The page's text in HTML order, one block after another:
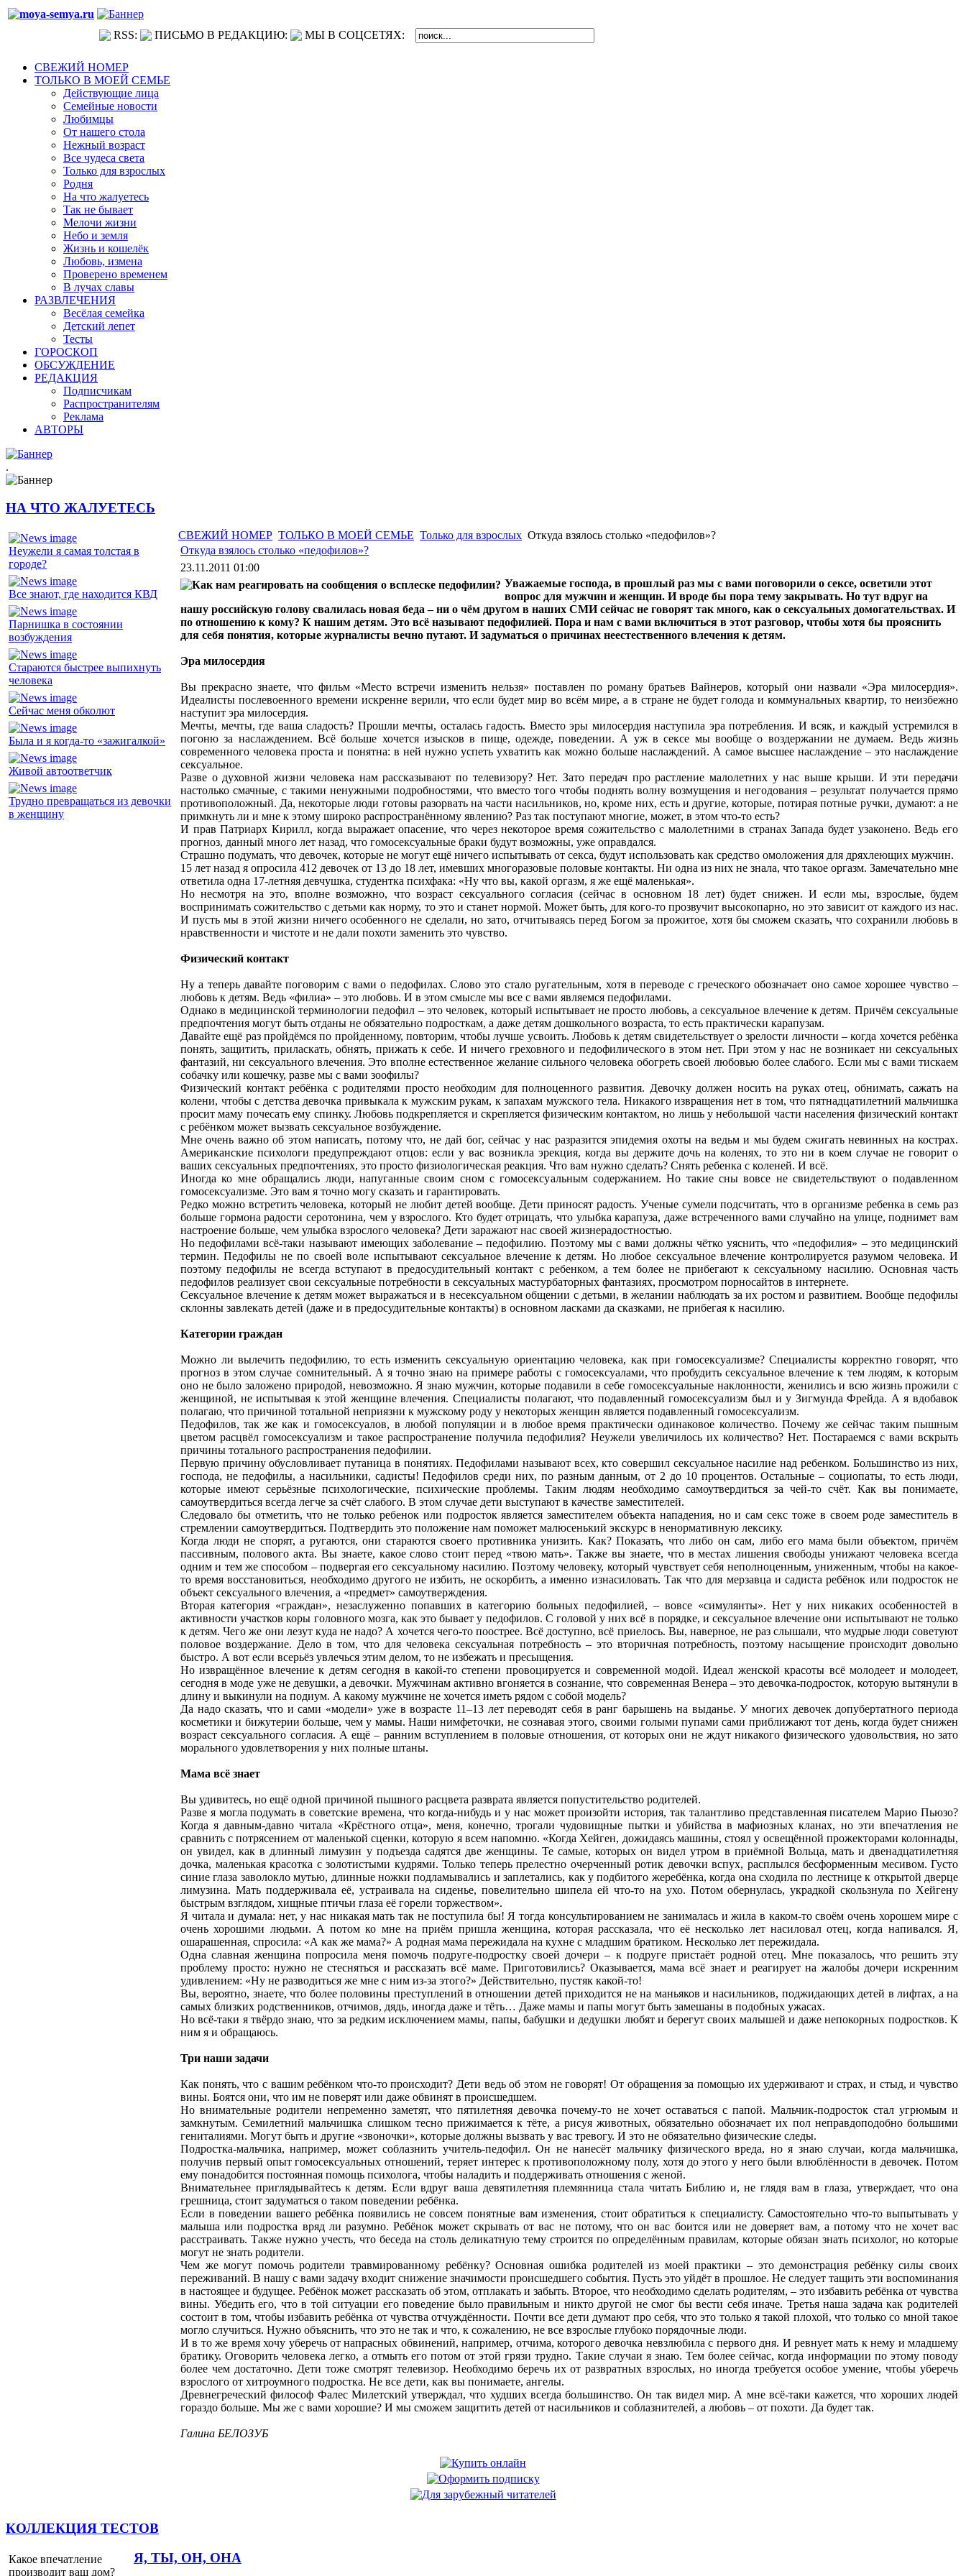
RSS: ПИСЬМО В РЕДАКЦИЮ: МЫ В СОЦСЕТЯХ:
СВЕЖИЙ НОМЕР
ТОЛЬКО В МОЕЙ СЕМЬЕ
Действующие лица
Семейные новости
Любимцы
От нашего стола
Нежный возраст
Все чудеса света
Только для взрослых
Родня
На что жалуетесь
Так не бывает
Мелочи жизни
Небо и земля
Жизнь и кошелёк
Любовь, измена
Проверено временем
В лучах славы
РАЗВЛЕЧЕНИЯ
Весёлая семейка
Детский лепет
Тесты
ГОРОСКОП
ОБСУЖДЕНИЕ
РЕДАКЦИЯ
Подписчикам
Распространителям
Реклама
АВТОРЫ
.
НА ЧТО ЖАЛУЕТЕСЬ
Неужели я самая толстая в
городе?
Все знают, где находится КВД
Парнишка в состоянии
возбуждения
Стараются быстрее выпихнуть
человека
Сейчас меня обколют
Была и я когда-то «зажигалкой»
Живой автоответчик
Трудно превращаться из девочки
в женщину
СВЕЖИЙ НОМЕР ТОЛЬКО В МОЕЙ СЕМЬЕ Только для взрослых Откуда взялось столько «педофилов»?
Откуда взялось столько «педофилов»?
23.11.2011 01:00
Уважаемые господа, в прошлый раз мы с вами поговорили о сексе, осветили этот
вопрос для мужчин и женщин. И вроде бы пора тему закрывать. Но тут вдруг на
нашу российскую голову свалилась новая беда – ни о чём другом в наших СМИ сейчас не говорят так много, как о сексуальных домогательствах. И
по отношению к кому? К нашим детям. Это всё называют педофилией. Пора и нам с вами включиться в этот разговор, чтобы хотя бы прояснить
для себя понятия, которые журналисты вечно путают. И задуматься о причинах неестественного влечения к детям.
Эра милосердия
Вы прекрасно знаете, что фильм «Место встречи изменить нельзя» поставлен по роману братьев Вайнеров, который они назвали «Эра милосердия».
Идеалисты послевоенного времени искренне верили, что если будет мир во всём мире, а в стране не будет голода и коммунальных квартир, то неизбежно
наступит эра милосердия.
Мечты, мечты, где ваша сладость? Прошли мечты, осталась гадость. Вместо эры милосердия наступила эра потребления. И всяк, и каждый устремился в
погоню за наслаждением. Всё больше хочется изысков в пище, одежде, поведении. А уж в сексе мы вообще о воздержании не думаем. Ведь жизнь
современного человека проста и понятна: в ней нужно успеть ухватить как можно больше наслаждений. А самое высшее наслаждение – это наслаждение
сексуальное.
Разве о духовной жизни человека нам рассказывают по телевизору? Нет. Зато передач про растление малолетних у нас выше крыши. И эти передачи
настолько смачные, с такими ненужными подробностями, что вместо того чтобы поднять волну возмущения и негодования – результат получается прямо
противоположный. Да, некоторые люди готовы разорвать на части насильников, но, кроме них, есть и другие, которые, потирая потные ручки, думают: а не
примкнуть ли и мне к этому широко распространённому явлению? Раз так поступают многие, может, в этом что-то есть?
И прав Патриарх Кирилл, когда выражает опасение, что через некоторое время сожительство с малолетними в странах Запада будет узаконено. Ведь его
прогноз, данный много лет назад, что гомосексуальные браки будут возможны, уже оправдался.
Страшно подумать, что девочек, которые не могут ещё ничего испытывать от секса, будут использовать как средство омоложения для дряхлеющих мужчин.
15 лет назад я опросила 412 девочек от 13 до 18 лет, имевших многоразовые половые контакты. Ни одна из них не знала, что такое оргазм. Замечательно мне
ответила одна 17-летняя девчушка, студентка психфака: «Ну что вы, какой оргазм, я же ещё маленькая».
Но несмотря на это, вполне возможно, что возраст сексуального согласия (сейчас в основном 18 лет) будет снижен. И если мы, взрослые, будем
воспринимать сожительство с детьми как норму, то это и станет нормой. Может быть, для кого-то прозвучит высокопарно, но это зависит от каждого из нас.
И пусть мы в этой жизни ничего особенного не сделали, но зато, отчитываясь перед Богом за прожитое, хотя бы сможем сказать, что сохранили любовь в
нравственности и чистоте и не дали похоти заменить это чувство.
Физический контакт
Ну а теперь давайте поговорим с вами о педофилах. Слово это стало ругательным, хотя в переводе с греческого обозначает оно самое хорошее чувство –
любовь к детям. Ведь «филиа» – это любовь. И в этом смысле мы все с вами являемся педофилами.
Однако в медицинской терминологии педофил – это человек, который испытывает не просто любовь, а сексуальное влечение к детям. Причём сексуальные
предпочтения могут быть отданы не обязательно подросткам, а даже детям дошкольного возраста, то есть практически карапузам.
Давайте ещё раз пройдёмся по пройденному, повторим, чтобы лучше усвоить. Любовь к детям свидетельствует о зрелости личности – когда хочется ребёнка
понять, защитить, приласкать, обнять, прижать к себе. И ничего греховного и педофилического в этом нет. При этом у нас не возникает ни сексуальных
фантазий, ни сексуального влечения. Это вполне естественное желание сильного человека обогреть своей любовью более слабого. Если мы с вами тискаем
собачку или кошечку, разве мы с вами зоофилы?
Физический контакт ребёнка с родителями просто необходим для полноценного развития. Девочку должен носить на руках отец, обнимать, сажать на
колени, чтобы с детства девочка привыкала к мужским рукам, к запахам мужского тела. Никакого извращения нет в том, что пятнадцатилетний мальчишка
просит маму почесать ему спинку. Любовь подкрепляется и скрепляется физическим контактом, но лишь у небольшой части населения физический контакт
с ребёнком может вызвать сексуальное возбуждение.
Мне очень важно об этом написать, потому что, не дай бог, сейчас у нас разразится эпидемия охоты на ведьм и мы будем сжигать невинных на кострах.
Американские психологи предупреждают отцов: если у вас возникла эрекция, когда вы держите дочь на коленях, то это ни в коем случае не говорит о
ваших сексуальных предпочтениях, это просто физиологическая реакция. Что вам нужно сделать? Снять ребенка с коленей. И всё.
Иногда ко мне обращались люди, напуганные своим сном с гомосексуальным содержанием. Но такие сны вовсе не свидетельствуют о подавленном
гомосексуализме. Это вам я точно могу сказать и гарантировать.
Редко можно встретить человека, который не любит детей вообще. Дети приносят радость. Ученые сумели подсчитать, что в организме ребенка в семь раз
больше гормона радости серотонина, чем у взрослого. Кто будет отрицать, что улыбка карапуза, даже встреченного вами случайно на улице, поднимет вам
настроение больше, чем улыбка взрослого человека? Дети заражают нас своей жизнерадостностью.
Но педофилами всё-таки называют имеющих заболевание – педофилию. Поэтому мы с вами должны чётко уяснить, что «педофилия» – это медицинский
термин. Педофилы не по своей воле испытывают сексуальное влечение к детям. Но любое сексуальное влечение контролируется разумом человека. И
поэтому педофилы не всегда вступают в предосудительный контакт с ребенком, а тем более не прибегают к сексуальному насилию. Основная часть
педофилов реализует свои сексуальные потребности в сексуальных мастурбаторных фантазиях, просмотром порносайтов в интернете.
Сексуальное влечение к детям может выражаться и в несексуальном общении с детьми, в желании наблюдать за их ростом и развитием. Вообще педофилы
склонны завлекать детей (даже и в предосудительные контакты) в основном ласками да сказками, не прибегая к насилию.
Категории граждан
Можно ли вылечить педофилию, то есть изменить сексуальную ориентацию человека, как при гомосексуализме? Специалисты корректно говорят, что
прогноз в этом случае сомнительный. А я точно знаю на примере работы с гомосексуалами, что пробудить сексуальное влечение к тем людям, к которым
оно не было заложено природой, невозможно. Я знаю мужчин, которые подавили в себе гомосексуальные наклонности, женились и всю жизнь прожили с
женщиной, не испытывая к этой женщине влечения. Специалисты полагают, что подавленный гомосексуализм был и у Зигмунда Фрейда. А я вдобавок
полагаю, что причиной тотальной неприязни к мужскому роду у некоторых женщин является подавленный гомосексуализм.
Педофилов, так же как и гомосексуалов, в любой популяции и в любое время практически одинаковое количество. Почему же сейчас таким пышным
цветом расцвёл гомосексуализм и такое распространение получила педофилия? Неужели увеличилось их количество? Нет. Постараемся с вами вскрыть
причины тотального распространения педофилии.
Первую причину обусловливает путаница в понятиях. Педофилами называют всех, кто совершил сексуальное насилие над ребенком. Большинство из них,
господа, не педофилы, а насильники, садисты! Педофилов среди них, по разным данным, от 2 до 10 процентов. Остальные – социопаты, то есть люди,
которые имеют серьёзные психологические, психические проблемы. Таким людям необходимо самоутвердиться за чей-то счёт. Как вы понимаете,
самоутвердиться всегда легче за счёт слабого. В этом случае дети выступают в качестве заместителей.
Следовало бы отметить, что не только ребенок или подросток является заместителем объекта нападения, но и сам секс тоже в своем роде заместитель в
стремлении самоутвердиться. Подтвердить это положение нам поможет малюсенький экскурс в ненормативную лексику.
Когда люди не спорят, а ругаются, они стараются своего противника унизить. Как? Показать, что либо он сам, либо его мама были объектом, причём
пассивным, полового акта. Вы знаете, какое слово стоит перед «твою мать». Также вы знаете, что в местах лишения свободы унижают человека всегда
одним и тем же способом – подвергая его сексуальному насилию. Поэтому человеку, который чувствует себя неполноценным, униженным, чтобы на какое-
то время восстановиться, необходимо другого не избить, не оскорбить, а именно изнасиловать. Так что для мерзавца и садиста ребёнок или подросток не
объект сексуального влечения, а «предмет» самоутверждения.
Вторая категория «граждан», незаслуженно попавших в категорию больных педофилией, – вовсе «симулянты». Нет у них никаких особенностей в
активности участков коры головного мозга, как это бывает у педофилов. С головой у них всё в порядке, и сексуальное влечение они испытывают не только
к детям. Чего же они лезут куда не надо? А хочется чего-то поострее. Всё доступно, всё приелось. Вы, наверное, не раз слышали, что мудрые люди советуют
половое воздержание. Дело в том, что для человека сексуальная потребность – это вторичная потребность, поэтому насыщение происходит довольно
быстро. А вот если всерьёз увлечься этим делом, то не избежать и пресыщения.
Но извращённое влечение к детям сегодня в какой-то степени провоцируется и современной модой. Идеал женской красоты всё молодеет и молодеет,
сегодня в моде уже не девушки, а девочки. Мужчинам активно вгоняется в сознание, что современная Венера – это девочка-подросток, которую вытянули в
длину и выкинули на подиум. А какому мужчине не хочется иметь рядом с собой модель?
Да надо сказать, что и сами «модели» уже в возрасте 11–13 лет переводят себя в ранг барышень на выданье. У многих девочек допубертатного периода
косметики и бижутерии больше, чем у мамы. Наши нимфеточки, не сознавая этого, своими голыми пупами сами приближают тот день, когда будет снижен
возраст сексуального согласия. А ещё – ранним вступлением в половые отношения, от которых они не ждут никакого физического удовольствия, но зато
морального удовлетворения у них полные штаны.
Мама всё знает
Вы удивитесь, но ещё одной причиной пышного расцвета разврата является попустительство родителей.
Разве я могла подумать в советские времена, что когда-нибудь и у нас может произойти история, так талантливо представленная писателем Марио Пьюзо?
Когда я давным-давно читала «Крёстного отца», меня, конечно, трогали чудовищные пытки и убийства в мафиозных кланах, но эти впечатления не
сравнить с потрясением от маленькой сценки, которую я всем напомню. «Когда Хейген, дожидаясь машины, стоял у освещённой прожекторами колоннады,
он увидел, как в длинный лимузин у подъезда садятся две женщины. Те самые, которых он видел утром в приёмной Вольца, мать и двенадцатилетняя
дочка, маленькая красотка с золотистыми кудрями. Только теперь прелестно очерченный ротик девочки вспух, расплылся бесформенным месивом. Густо
синие глаза заволокло мутью, длинные ножки подламывались и заплетались, как у подбитого жеребёнка, когда она сходила по лестнице к открытой дверце
лимузина. Мать поддерживала её, устраивала на сиденье, повелительно шипела ей что-то на ухо. Потом обернулась, украдкой скользнула по Хейгену
быстрым взглядом, хищные птичьи глаза её горели торжеством».
Я читала и думала: нет, у нас никакая мать так не поступила бы! Я тогда консультированием не занималась и жила в каком-то своём очень хорошем мире с
очень хорошими людьми. А потом ко мне на приём пришла женщина, которая рассказала, что её несколько лет насиловал отец, когда напивался. Я,
ошарашенная, спросила: «А как же мама?» А родная мама пережидала на кухне с младшим братиком. Несколько лет пережидала.
Одна славная женщина попросила меня помочь подруге-подростку своей дочери – к подруге пристаёт родной отец. Мне показалось, что решить эту
проблему просто: нужно не стесняться и рассказать всё маме. Приготовились? Оказывается, мама всё знает и реагирует на жалобы дочери искренним
удивлением: «Ну не разводиться же мне с ним из-за этого?» Действительно, пустяк какой-то!
Вы, вероятно, знаете, что более половины преступлений в отношении детей приходится не на маньяков и насильников, поджидающих детей в лифтах, а на
самых близких родственников, отчимов, дядь, иногда даже и тёть… Даже мамы и папы могут быть замешаны в подобных ужасах.
Но всё-таки я твёрдо знаю, что за редким исключением мамы, папы, бабушки и дедушки любят и берегут своих малышей и даже непокорных подростков. К
ним я и обращаюсь.
Три наши задачи
Как понять, что с вашим ребёнком что-то происходит? Дети ведь об этом не говорят! От обращения за помощью их удерживают и страх, и стыд, и чувство
вины. Боятся они, что им не поверят или даже обвинят в происшедшем.
Но внимательные родители непременно заметят, что пятилетняя девочка почему-то не хочет оставаться с папой. Мальчик-подросток стал угрюмым и
замкнутым. Семилетний мальчишка слишком тесно прижимается к тёте, а рисуя животных, обязательно обозначает их пол неправдоподобно большими
гениталиями. Могут быть и другие «звоночки», которые должны вызвать у вас тревогу. И это не обязательно физические следы.
Подростка-мальчика, например, может соблазнить учитель-педофил. Он не нанесёт мальчику физического вреда, но я знаю случаи, когда мальчишка,
получив первый опыт гомосексуальных отношений, теряет интерес к противоположному полу, хотя до этого у него были влюблённости в девочек. Потом
ему понадобится постоянная помощь психолога, чтобы наладить и поддерживать отношения с женой.
Внимательнее приглядывайтесь к детям. Если вдруг ваша девятилетняя племянница стала читать Библию и, не глядя вам в глаза, утверждает, что она
грешница, стоит задуматься о таком поведении ребёнка.
Если в поведении вашего ребёнка появились не совсем понятные вам изменения, стоит обратиться к специалисту. Самостоятельно что-то выпытывать у
малыша или подростка вряд ли разумно. Ребёнок может скрывать от вас не потому, что он вас боится или не доверяет вам, а потому что не хочет вас
расстраивать. Также нужно учесть, что беседа на столь деликатную тему строится по определённым правилам, которые обязан знать психолог, но которые
могут не знать родители.
Чем же могут помочь родители травмированному ребёнку? Основная ошибка родителей из моей практики – это демонстрация ребёнку силы своих
переживаний. В нашу с вами задачу входит снижение значимости происшедшего события. Пусть это уйдёт в прошлое. Не следует тащить эти воспоминания
в настоящее и будущее. Ребёнок может рассказать об этом, отплакать и забыть. Второе, что необходимо сделать родителям, – это избавить ребёнка от чувства
вины. Убедить его, что в той ситуации его поведение было правильным и никто другой не смог бы вести себя иначе. Третья наша задача как родителей
состоит в том, чтобы избавить ребёнка от чувства отчуждённости. Почти все дети думают про себя, что это только я такой плохой, что только со мной такое
могло случиться. Нужно объяснить, что это не так и что, к сожалению, не все взрослые глубоко порядочные люди.
И в то же время хочу уберечь от напрасных обвинений, например, отчима, которого девочка невзлюбила с первого дня. И ревнует мать к нему и младшему
братику. Оговорить человека легко, а отмыть его потом от этой грязи трудно. Такие случаи я знаю. Тем более сейчас, когда информации по этому поводу
более чем достаточно. Дети тоже смотрят телевизор. Необходимо беречь их от развратных взрослых, но иногда требуется особое умение, чтобы уберечь
взрослого от хитроумного подростка. Не все дети, как вы понимаете, ангелы.
Древнегреческий философ Фалес Милетский утверждал, что худших всегда большинство. Он так видел мир. А мне всё-таки кажется, что хороших людей
гораздо больше. Мы же с вами хорошие? И мы сможем защитить детей от насильников и соблазнителей, а любовь – от похоти. Да будет так.
Галина БЕЛОЗУБ
КОЛЛЕКЦИЯ ТЕСТОВ
Какое впечатление
производит ваш дом?
Я, ТЫ, ОН, ОНА